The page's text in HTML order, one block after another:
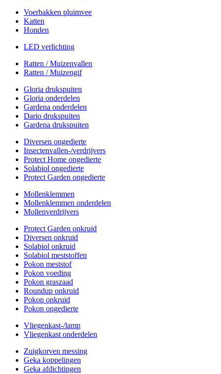
Voerbakken pluimvee
Katten
Honden
LED verlichting
Ratten / Muizenvallen
Ratten / Muizengif
Gloria drukspuiten
Gloria onderdelen
Gardena onderdelen
Dario drukspuiten
Gardena drukspuiten
Diversen ongedierte
Insectenvallen-/verdrijvers
Protect Home ongedierte
Solabiol ongedierte
Protect Garden ongedierte
Mollenklemmen
Mollenklemmen onderdelen
Mollenverdrijvers
Protect Garden onkruid
Diversen onkruid
Solabiol onkruid
Solabiol meststoffen
Pokon meststof
Pokon voeding
Pokon graszaad
Roundup onkruid
Pokon onkruid
Pokon ongedierte
Vliegenkast-/lamp
Vliegenkast onderdelen
Zuigkorven messing
Geka koppelingen
Geka afdichtingen